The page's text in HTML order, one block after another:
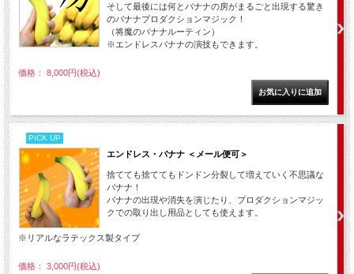
そして最後には何とバナナの房がまるごと出現する驚き
のバナナプロダクションマジック！
（将魔のバナナルーティン）
※エンドレスバナナの演技もできます。
価格： 8,000円(税込)
PICK UP
エンドレス・バナナ ＜メール便可＞
捨てても捨ててもドンドン分裂して増えていく不思議な
バナナ！
バナナの出現や消失を演じたり、プロダクションマジッ
クでの取り出し用品としても使えます。
※リアルなラテックス製タイプ
価格： 3,000円(税込)